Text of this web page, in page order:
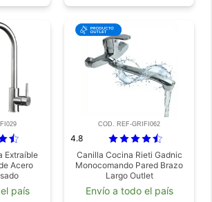
Extraíble
Acero
país
COD. REF-GRIFI062
4.8
Canilla Cocina Rieti Gadnic
Monocomando Pared Brazo
Largo Outlet
Envío a todo el país